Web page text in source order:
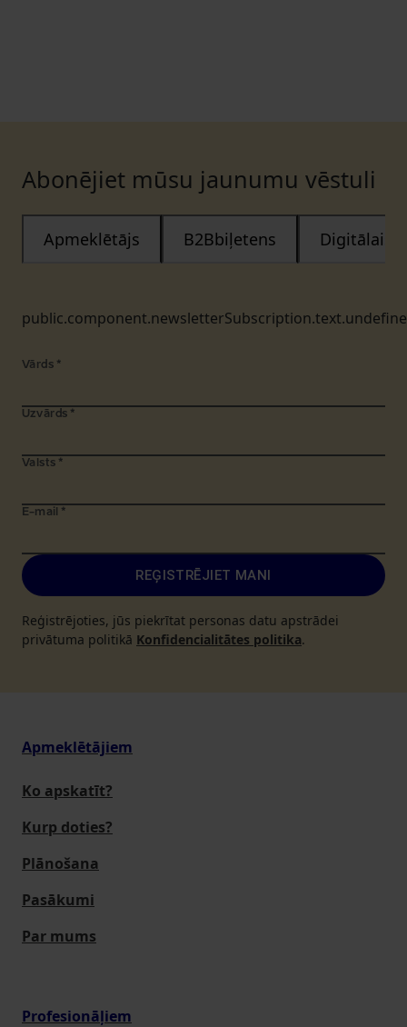
Abonējiet mūsu jaunumu vēstuli
Apmeklētājs B2Bbiļetens Digitālais
Vārds *
Uzvārds *
Valsts *
E-mail *
REĢISTRĒJIET MANI
Reģistrējoties, jūs piekrītat personas datu apstrādei
privātuma politikā Konfidencialitātes politika.
Apmeklētājiem
Ko apskatīt?
Kurp doties?
Plānošana
Pasākumi
Par mums
Profesionāļiem